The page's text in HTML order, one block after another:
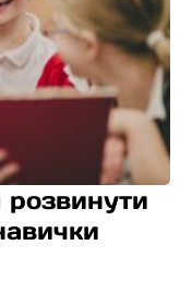
розвинути